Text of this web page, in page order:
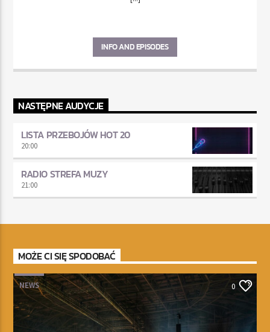
INFO AND EPISODES
NASTĘPNE AUDYCJE
LISTA PRZEBOJÓW HOT 20
20:00
RADIO STREFA MUZY
21:00
MOŻE CI SIĘ SPODOBAĆ
NEWS 0